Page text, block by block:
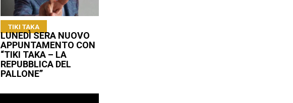
TIKI TAKA
LUNEDÌ SERA NUOVO
APPUNTAMENTO CON
“TIKI TAKA – LA
REPUBBLICA DEL
PALLONE”